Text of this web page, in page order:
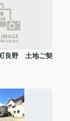
良野 土地ご契